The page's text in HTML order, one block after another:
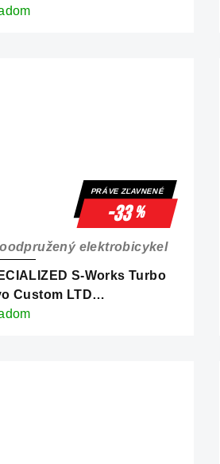
Silver
PRÁVE ZĽAVNENÉ
-33%
S-Works Turbo
Custom LTD
Chrome
elektrobicykel